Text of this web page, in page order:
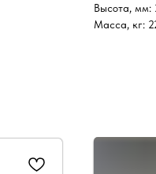
Высота, мм:
Масса, кг: